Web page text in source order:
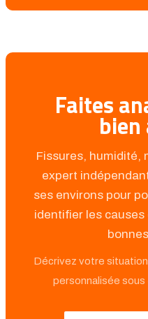
Faites
bien
Fissures, humidité,
expert
ses environs pour
identifier les
Décrivez votre
personnalisée sous